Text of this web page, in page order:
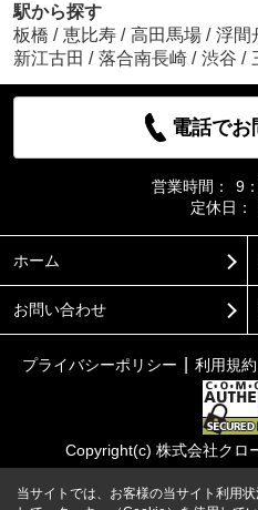
駅から探す
板橋 / 恵比寿 / 高田馬場 / 浮間
新江古田 / 落合南長崎 / 渋谷 /
電話でお
営業時間：
9
定休日：
ホーム
お問い合わせ
プライバシーポリシー 利用規約
Copyright(c) 株式会社クロ
当サイトでは、お客様の当サイト利用